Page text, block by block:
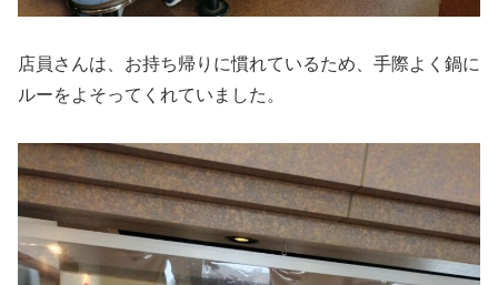
店員さんは、お持ち帰りに慣れているため、手際よく鍋に
ルーをよそってくれていました。